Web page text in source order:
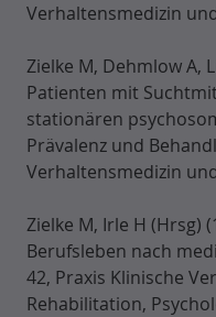
Verhaltensmedizin
Zielke M, Dehmlow A,
Patienten mit
stationären
Prävalenz und
Verhaltensmedizin
Zielke M, Irle H (Hrsg)
Berufsleben nach
42, Praxis Klinische
Rehabilitation,